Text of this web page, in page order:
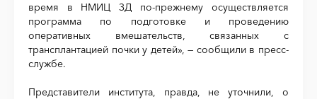
время в НМИЦ ЗД по-прежнему осуществляется
программа по подготовке и проведению
оперативных вмешательств, связанных с
трансплантацией почки у детей», — сообщили в пресс-
службе.
Представители института, правда, не уточнили, о